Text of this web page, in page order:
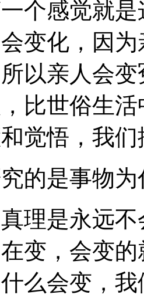
个感觉就
变化，因
以亲人会
比世俗生
觉悟，我
是事物为
是永远不
变，会变
么会变，